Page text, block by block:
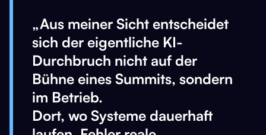
„Aus meiner Sicht entscheidet
sich der eigentliche KI-
Durchbruch nicht auf der
Bühne eines Summits, sondern
im Betrieb.
Dort, wo Systeme dauerhaft